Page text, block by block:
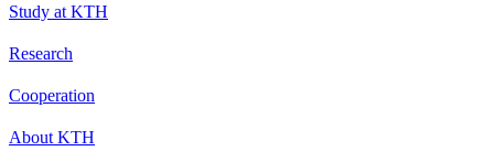
Study at KTH
Research
Cooperation
About KTH